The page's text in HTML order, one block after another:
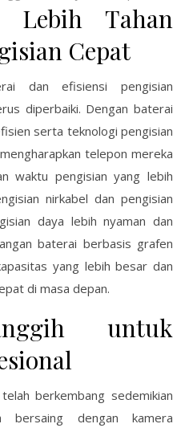
Lebih Tahan
Cepat
dan efisiensi pengisian
diperbaiki. Dengan baterai
serta teknologi pengisian
telepon mereka
waktu pengisian yang lebih
nirkabel dan pengisian
daya lebih nyaman dan
baterai berbasis grafen
yang lebih besar dan
di masa depan.
untuk
berkembang sedemikian
dengan kamera